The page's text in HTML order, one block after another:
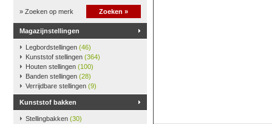
» Zoeken op merk Zoeken »
Magazijnstellingen
Legbordstellingen (46)
Kunststof stellingen (364)
Houten stellingen (100)
Banden stellingen (28)
Verrijdbare stellingen (9)
Kunststof bakken
Stellingbakken (30)